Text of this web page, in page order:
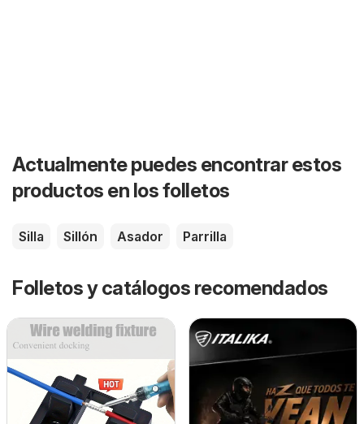
Actualmente puedes encontrar estos
productos en los folletos
Silla Sillón Asador Parrilla
Folletos y catálogos recomendados